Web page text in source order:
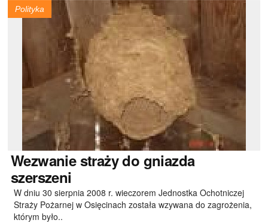
Polityka
Wezwaniestraży do gniazda
szerszeni
W dniu 30 sierpnia 2008 r. wieczorem Jednostka Ochotniczej
Straży Pożarnej w Osięcinach została wzywana do zagrożenia,
którym było..